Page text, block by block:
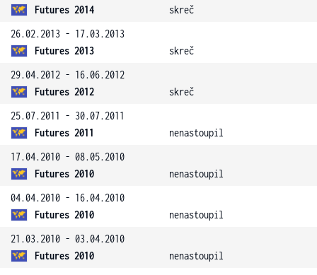
Futures 2014
skreč
26.02.2013 - 17.03.2013
Futures 2013
skreč
29.04.2012 - 16.06.2012
Futures 2012
skreč
25.07.2011 - 30.07.2011
Futures 2011
nenastoupil
17.04.2010 - 08.05.2010
Futures 2010
nenastoupil
04.04.2010 - 16.04.2010
Futures 2010
nenastoupil
21.03.2010 - 03.04.2010
Futures 2010
nenastoupil